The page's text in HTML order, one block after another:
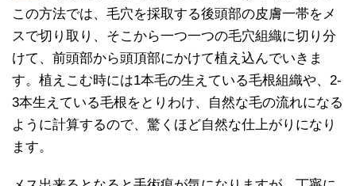
この方法では、毛穴を採取する後頭部の皮膚一帯をメ
スで切り取り、そこから一つ一つの毛穴組織に切り分
けて、前頭部から頭頂部にかけて植え込んでいきま
す。植えこむ時には1本毛の生えている毛根組織や、2-
3本生えている毛根をとりわけ、自然な毛の流れになる
ように計算するので、驚くほど自然な仕上がりになり
ます。